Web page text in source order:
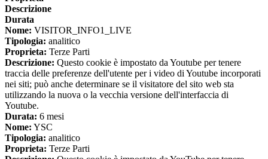
Descrizione
Durata
Nome: VISITOR_INFO1_LIVE
Tipologia: analitico
Proprieta: Terze Parti
Descrizione: Questo cookie è impostato da Youtube per tenere
traccia delle preferenze dell'utente per i video di Youtube incorporati
nei siti; può anche determinare se il visitatore del sito web sta
utilizzando la nuova o la vecchia versione dell'interfaccia di
Youtube.
Durata: 6 mesi
Nome: YSC
Tipologia: analitico
Proprieta: Terze Parti